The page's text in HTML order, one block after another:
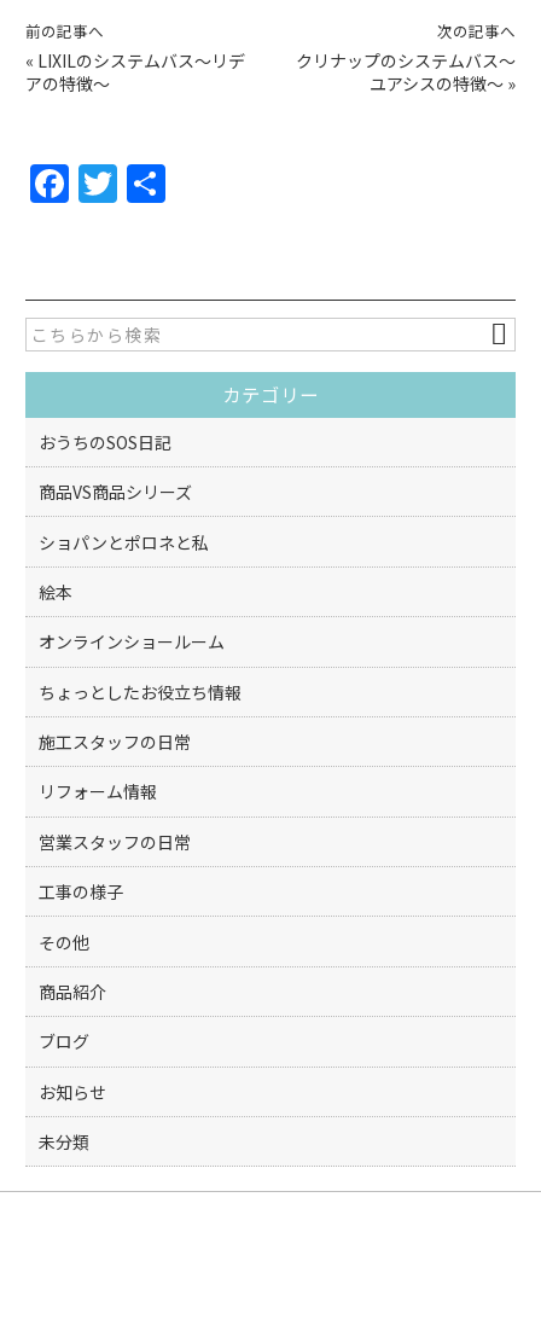
前の記事へ
« LIXILのシステムバス～リデ
アの特徴～
次の記事へ
クリナップのシステムバス～
ユアシスの特徴～ »
F
a
e
b
o
o
k
T
w
er
カテゴリー
おうちのSOS日記
商品VS商品シリーズ
ショパンとポロネと私
絵本
オンラインショールーム
ちょっとしたお役立ち情報
施工スタッフの日常
リフォーム情報
営業スタッフの日常
工事の様子
その他
商品紹介
ブログ
お知らせ
未分類